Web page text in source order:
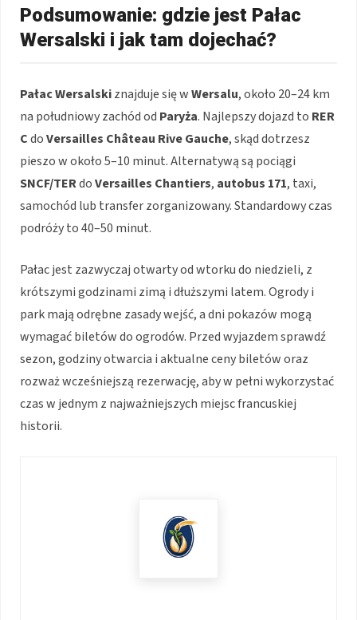
Podsumowanie: gdzie jest Pałac
Wersalski i jak tam dojechać?
Pałac Wersalskiznajduje się wWersalu, około 20–24 km
na południowy zachód od Paryża. Najlepszy dojazd to RER
CdoVersailles Château Rive Gauche, skąd dotrzesz
pieszo w około 5–10 minut. Alternatywą są pociągi
SNCF/TERdoVersailles Chantiers, autobus 171, taxi,
samochód lub transfer zorganizowany. Standardowy czas
podróży to 40–50 minut.
Pałac jest zazwyczaj otwarty od wtorku do niedzieli, z
krótszymi godzinami zimą i dłuższymi latem. Ogrody i
park mają odrębne zasady wejść, a dni pokazów mogą
wymagać biletów do ogrodów. Przed wyjazdem sprawdź
sezon, godziny otwarcia i aktualne ceny biletów oraz
rozważ wcześniejszą rezerwację, aby w pełni wykorzystać
czas w jednym z najważniejszych miejsc francuskiej
historii.